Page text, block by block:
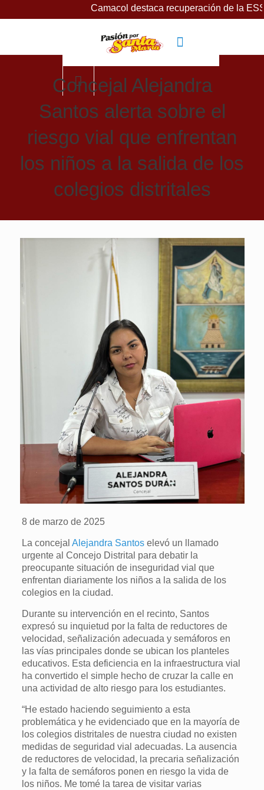
Camacol destaca recuperación de la
Concejal Alejandra
Santos alerta sobre el
riesgo vial que enfrentan
los niños a la salida de los
colegios distritales
8 de marzo de 2025
La concejalAlejandra Santos elevó un llamado
urgente al Concejo Distrital para debatir la
preocupante situación de inseguridad vial que
enfrentan diariamente los niños a la salida de los
colegios en la ciudad.
Durante su intervención en el recinto, Santos
expresó su inquietud por la falta de reductores de
velocidad, señalización adecuada y semáforos en
las vías principales donde se ubican los planteles
educativos. Esta deficiencia en la infraestructura vial
ha convertido el simple hecho de cruzar la calle en
una actividad de alto riesgo para los estudiantes.
“He estado haciendo seguimiento a esta
problemática y he evidenciado que en la mayoría de
los colegios distritales de nuestra ciudad no existen
medidas de seguridad vial adecuadas. La ausencia
de reductores de velocidad, la precaria señalización
y la falta de semáforos ponen en riesgo la vida de
los niños. Me tomé la tarea de visitar varias